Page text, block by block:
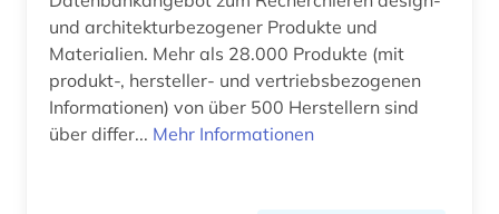
gewerbliche schutzrechte (4)
gewerblicher rechtsschutz (4)
globale kunstgeschichte (1)
und architekturbezogener Produkte und
Materialien. Mehr als 28.000 Produkte (mit
produkt-, hersteller- und vertriebsbezogenen
Informationen) von über 500 Herstellern sind
über differ... Mehr Informationen